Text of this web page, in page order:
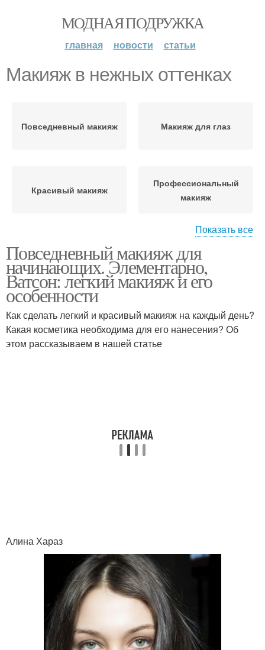
МОДНАЯ ПОДРУЖКА
главная новости статьи
Макияж в нежных оттенках
Повседневный макияж Макияж для глаз
Красивый макияж
Профессиональный
макияж
Макияж в домашних
условиях
Хороший макияж
Пошаговый макияж Макияж в технике
Показать все
Повседневный макияж для
начинающих. Элементарно,
Ватсон: легкий макияж и его
особенности
Как сделать легкий и красивый макияж на каждый день?
Какая косметика необходима для его нанесения? Об
этом рассказываем в нашей статье
Алина Хараз